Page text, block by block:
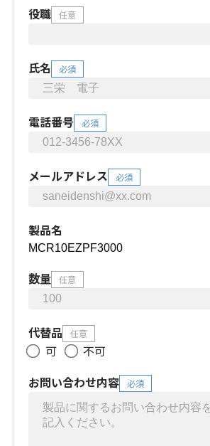
役職 任意
氏名 必須
電話番号 必須
メールアドレス 必須
製品名
数量 任意
代替品 任意
可
不可
お問い合わせ内容
必須